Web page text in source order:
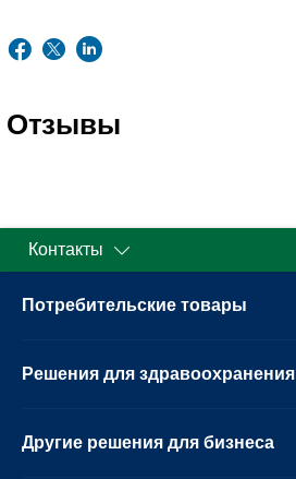
Отзывы
Контакты
Потребительские товары
Решения для здравоохранения
Другие решения для бизнеса